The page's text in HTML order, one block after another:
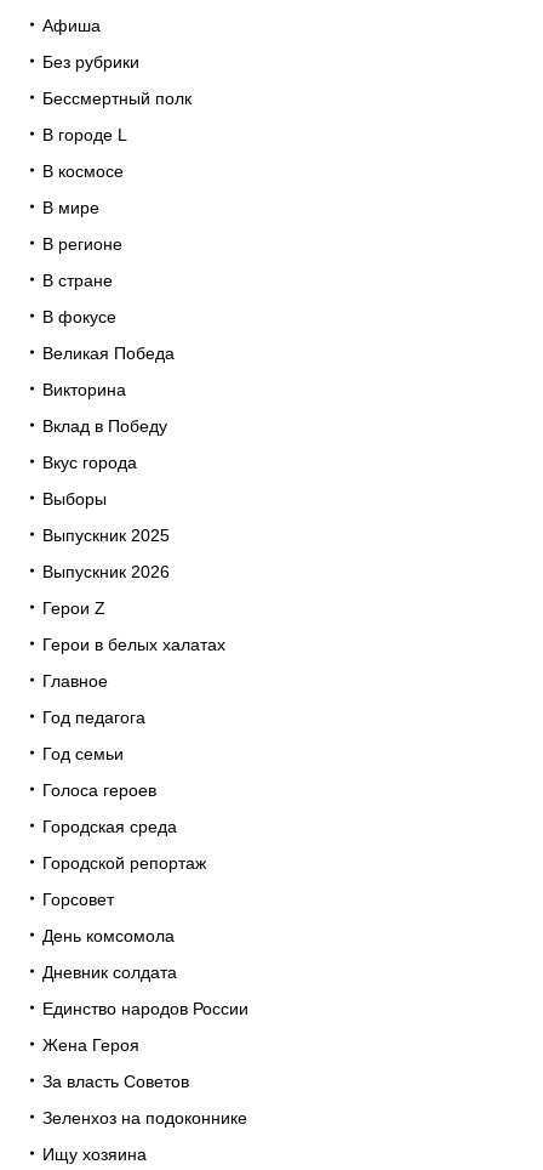
Афиша
Без рубрики
Бессмертный полк
В городе L
В космосе
В мире
В регионе
В стране
В фокусе
Великая Победа
Викторина
Вклад в Победу
Вкус города
Выборы
Выпускник 2025
Выпускник 2026
Герои Z
Герои в белых халатах
Главное
Год педагога
Год семьи
Голоса героев
Городская среда
Городской репортаж
Горсовет
День комсомола
Дневник солдата
Единство народов России
Жена Героя
За власть Советов
Зеленхоз на подоконнике
Ищу хозяина